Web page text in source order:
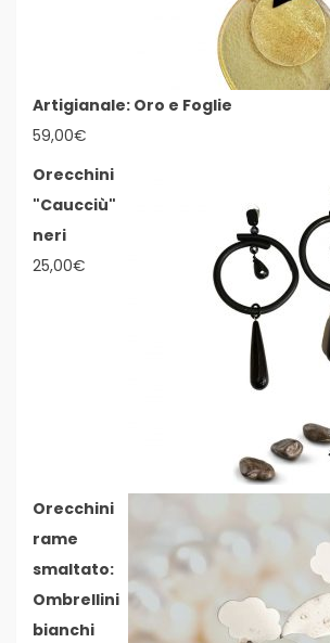
Artigianale: Oro e Foglie
59,00€
Orecchini
"Caucciù"
neri
25,00€
Orecchini
rame
smaltato:
Ombrellini
bianchi